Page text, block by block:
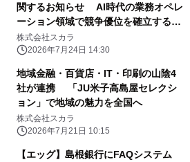
関するお知らせ AI時代の業務オペレ
ーション領域で競争優位を確立する戦
略投資
株式会社スカラ
2026年7月24日 14:30
地域金融・百貨店・IT・印刷の山陰4
社が連携 「JU米子高島屋セレクシ
ョン」で地域の魅力を全国へ
株式会社スカラ
2026年7月21日 10:15
【エッグ】島根銀行にFAQシステム